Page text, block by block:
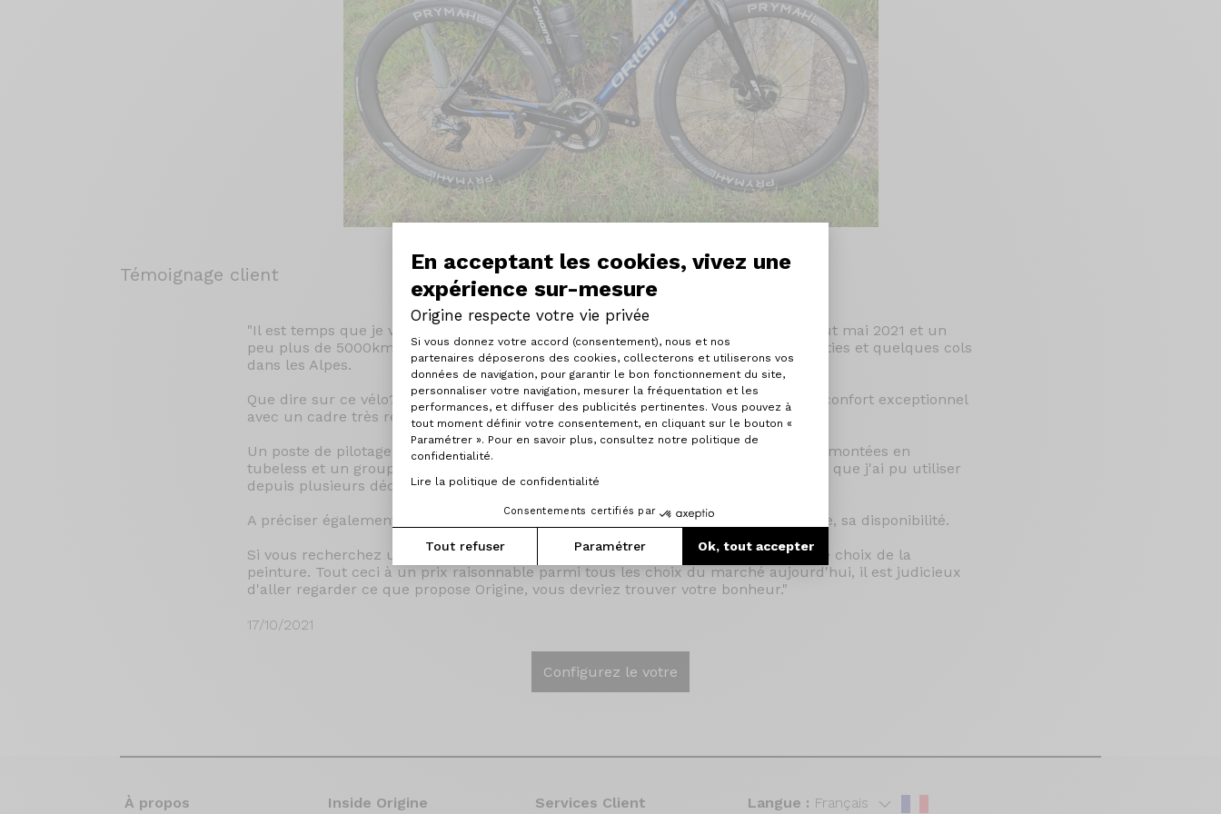
En acceptant les cookies, vivez une
expérience sur-mesure
Origine respecte votre vie privée
Plateforme de Gestion du Consentement : Personnalisez vos Options
Si vous donnez votre accord (consentement), nous et nos
partenaires déposerons des cookies, collecterons et utiliserons vos
données de navigation, pour garantir le bon fonctionnement du site,
personnaliser votre navigation, mesurer la fréquentation et les
performances, et diffuser des publicités pertinentes. Vous pouvez à
tout moment définir votre consentement, en cliquant sur le bouton «
Paramétrer ». Pour en savoir plus, consultez notre politique de
confidentialité.
Lire la politique de confidentialité
Consentements certifiés par
Tout refuser Paramétrer Ok, tout accepter
Axeptio consent
Témoignage client
"Il est temps que je vienne donner mon avis sur mon Axxome GTR Evo acquit début mai 2021 et un
peu plus de 5000kms sur terrains très variés, plaines,côtes, quelques longues sorties et quelques cols
dans les Alpes.
Que dire sur ce vélo? Origine a réussi à mettre au point un vélo remarquable, un confort exceptionnel
avec un cadre très réactif sans être trop rigide.
Un poste de pilotage d'une très grande précision. Les roues Prymahl C50 Pro Disc montées en
tubeless et un groupe Dura-ace DI2 donne à ce vélo une des meilleures machines que j'ai pu utiliser
depuis plusieurs décennies de pratique.
A préciser également le très bon accueil de l'équipe Origine, son professionnalisme, sa disponibilité.
Si vous recherchez un vélo performant, confortable avec un montage à la carte, le choix de la
peinture. Tout ceci à un prix raisonnable parmi tous les choix du marché aujourd'hui, il est judicieux
d'aller regarder ce que propose Origine, vous devriez trouver votre bonheur."
17/10/2021
Configurez le votre
À propos Inside Origine Services Client Langue : Français